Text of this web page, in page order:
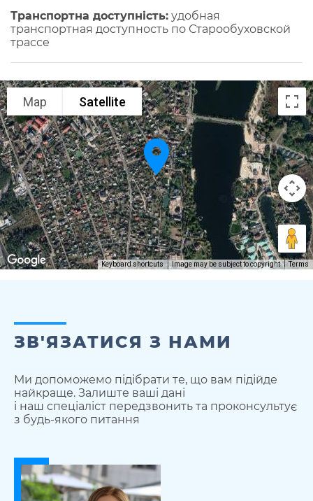
Транспортна доступність: удобная
транспортная доступность по Старообуховской
трассе
Map Satellite
Keyboard shortcuts Image may be subject to copyright Terms
ЗВ'ЯЗАТИСЯ З НАМИ
Ми допоможемо підібрати те, що вам підійде
найкраще. Залиште ваші дані
і наш спеціаліст передзвонить та проконсультує
з будь-якого питання